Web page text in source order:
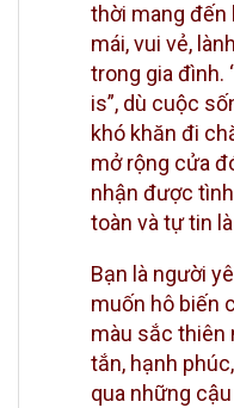
thời mang đến
mái, vui vẻ,
trong gia đình.
is”, dù cuộc
khó khăn đi
mở rộng cửa
nhận được
toàn và tự tin
Bạn là người
muốn hô biến
màu sắc thiên
tắn, hạnh
qua những